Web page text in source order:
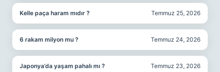
Kelle paça haram mıdır ? Temmuz 25, 2026
6 rakam milyon mu ? Temmuz 24, 2026
Japonya’da yaşam pahalı mı ? Temmuz 23, 2026